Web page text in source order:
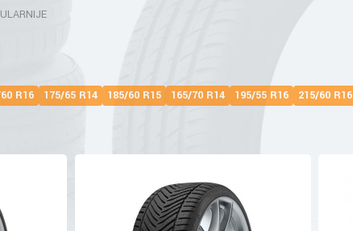
R16 175/65 R14 185/60 R15 165/70 R14 195/55 R16 215/60 R16